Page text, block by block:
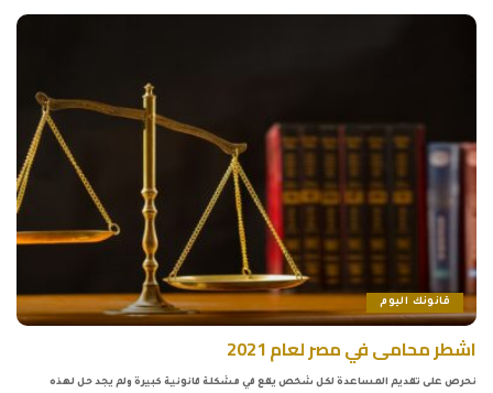
قانونك اليوم
اشطر محامى في مصر لعام 2021
نحرص على تقديم المساعدة لكل شخص يقع في مشكلة قانونية كبيرة ولم يجد حل لهذه